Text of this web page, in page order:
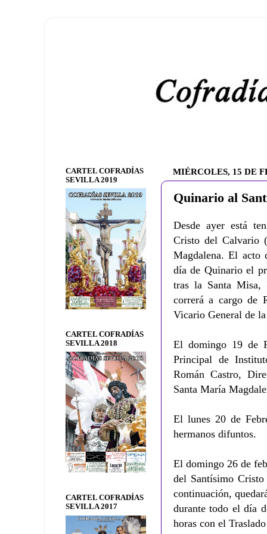
MIÉRCOLES, 15 DE
Quinario al
Desde ayer está
Cristo del Calvario
Magdalena. El acto
día de Quinario el
tras la Santa Misa,
correrá a cargo de
Vicario General de
El domingo 19 de
Principal de
Román Castro,
Santa María
El lunes 20 de
hermanos difuntos.
El domingo 26 de
del Santísimo
continuación,
durante todo el día
horas con el
CARTEL COFRADÍAS
SEVILLA 2019
CARTEL COFRADÍAS
SEVILLA 2018
CARTEL COFRADÍAS
SEVILLA 2017